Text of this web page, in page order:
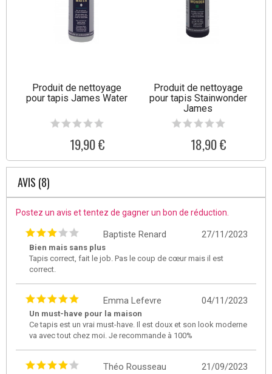
Produit de nettoyage
pour tapis James Water
19,90 €
Produit de nettoyage
pour tapis Stainwonder
James
18,90 €
AVIS (8)
Postez un avis et tentez de gagner un bon de réduction.
27/11/2023
Baptiste Renard
Bien mais sans plus
Tapis correct, fait le job. Pas le coup de cœur mais il est
correct.
04/11/2023
Emma Lefevre
Un must-have pour la maison
Ce tapis est un vrai must-have. Il est doux et son look moderne
va avec tout chez moi. Je recommande à 100%
21/09/2023
Théo Rousseau